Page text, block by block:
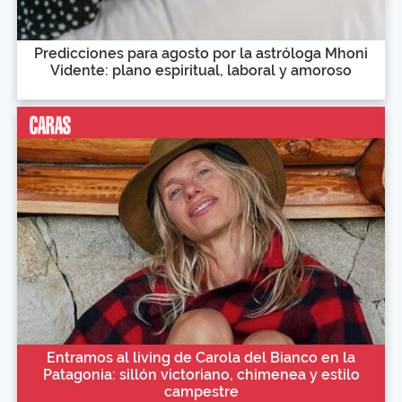
Predicciones para agosto por la astróloga Mhoni
Vidente: plano espiritual, laboral y amoroso
Entramos al living de Carola del Bianco en la
Patagonia: sillón victoriano, chimenea y estilo
campestre